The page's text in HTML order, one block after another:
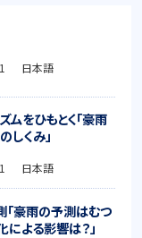
日本語
をひもとく「豪雨
しくみ」
日本語
「豪雨の予測はむつ
よる影響は？」